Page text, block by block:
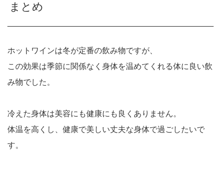
まとめ
ホットワインは冬が定番の飲み物ですが、
この効果は季節に関係なく身体を温めてくれる体に良い飲
み物でした。
冷えた身体は美容にも健康にも良くありません。
体温を高くし、健康で美しい丈夫な身体で過ごしたいで
す。